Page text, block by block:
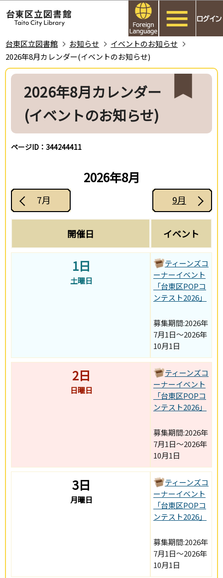
ー
ジ
の
このページの本文へ移動
台東区立図書館 お知らせ
イベントのお知らせ
2026年8月カレンダー(イベントのお知らせ)
本
2026年8月カレンダー
(イベントのお知らせ)
ページID：344244411
2026年8月
7月 9月
開催日 イベント
1日
土曜日
ティーンズコ
ーナーイベント
「台東区POPコ
ンテスト2026」
募集期間:2026年
7月1日～2026年
10月1日
2日
日曜日
ティーンズコ
ーナーイベント
「台東区POPコ
ンテスト2026」
募集期間:2026年
7月1日～2026年
10月1日
3日
月曜日
ティーンズコ
ーナーイベント
「台東区POPコ
ンテスト2026」
募集期間:2026年
7月1日～2026年
10月1日